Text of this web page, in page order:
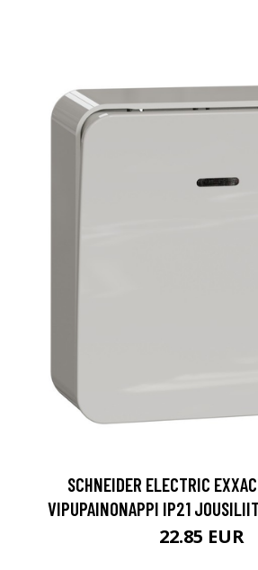
SCHNEIDER ELECTRIC
VIPUPAINONAPPI IP21
22.85 EUR